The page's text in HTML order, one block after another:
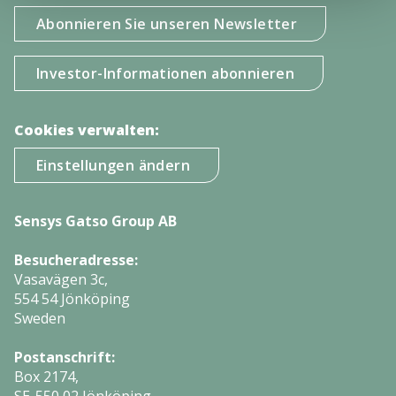
Abonnieren Sie unseren Newsletter
Investor-Informationen abonnieren
Cookies verwalten:
Einstellungen ändern
Sensys Gatso Group AB
Besucheradresse:
Vasavägen 3c,
554 54 Jönköping
Sweden
Postanschrift:
Box 2174,